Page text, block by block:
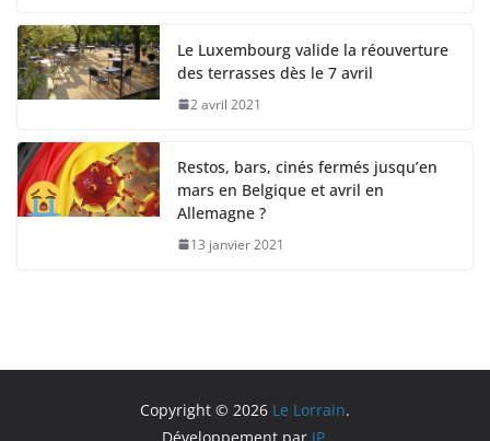
Le Luxembourg valide la réouverture
des terrasses dès le 7 avril
2 avril 2021
Restos, bars, cinés fermés jusqu’en
mars en Belgique et avril en
Allemagne ?
13 janvier 2021
Copyright © 2026 Le Lorrain.
Développement par JP.